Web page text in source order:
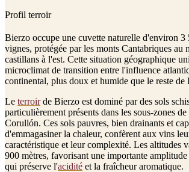
Profil terroir
Bierzo occupe une cuvette naturelle d'environ 3
vignes, protégée par les monts Cantabriques au
castillans à l'est. Cette situation géographique
microclimat de transition entre l'influence
continental, plus doux et humide que le reste de
Le terroirde Bierzo est dominé par des sols
particulièrement présents dans les sous-zones
Corullón. Ces sols pauvres, bien drainants et
d'emmagasiner la chaleur, confèrent aux vins
caractéristique et leur complexité. Les altitudes
900 mètres, favorisant une importante
qui préserve l'acidité et la fraîcheur aromatique.